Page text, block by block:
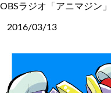
OBSラジオ「アニマジン
2016/03/13